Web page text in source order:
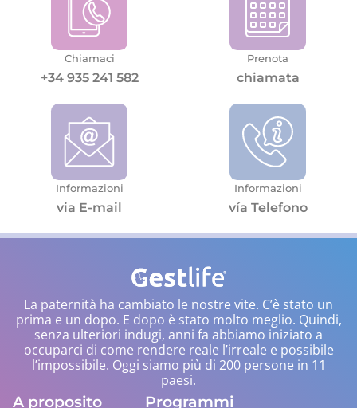
Chiamaci
+34 935 241 582
Prenota
chiamata
Informazioni
via E-mail
Informazioni
vía Telefono
La paternità ha cambiato le nostre vite. C’è stato un
prima e un dopo. E dopo è stato molto meglio. Quindi,
senza ulteriori indugi, anni fa abbiamo iniziato a
occuparci di come rendere reale l’irreale e possibile
l’impossibile. Oggi siamo più di 200 persone in 11
paesi.
A proposito Programmi